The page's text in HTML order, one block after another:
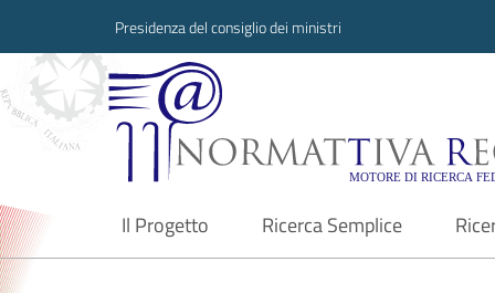
Presidenza del consiglio dei ministri
Normattiva
Il Progetto
current Ricerca Semplice